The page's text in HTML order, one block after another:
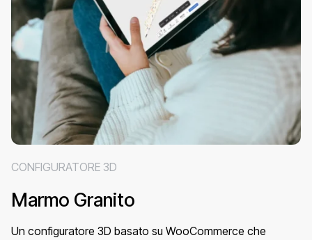
CONFIGURATORE 3D
Marmo Granito
Un configuratore 3D basato su WooCommerce che